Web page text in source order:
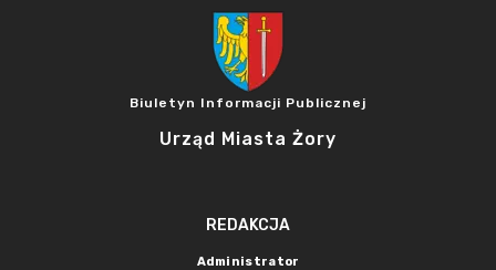
Biuletyn Informacji Publicznej
Urząd Miasta Żory
REDAKCJA
Administrator